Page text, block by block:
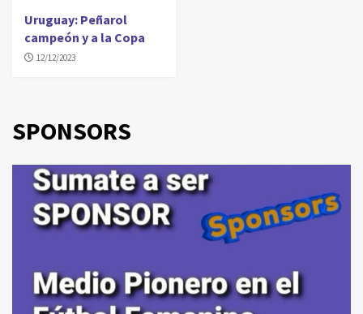
Uruguay: Peñarol
campeón y a la Copa
12/12/2023
SPONSORS